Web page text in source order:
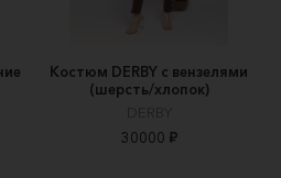
Костюм DERBY с вензелями
(шерсть/хлопок)
DERBY
30000 ₽